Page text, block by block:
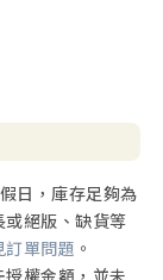
日，庫存足夠為
絕版、缺貨等
訂單問題 。